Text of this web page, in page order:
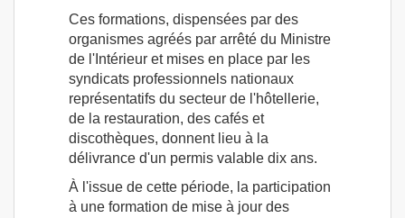
Ces formations, dispensées par des
organismes agréés par arrêté du Ministre
de l'Intérieur et mises en place par les
syndicats professionnels nationaux
représentatifs du secteur de l'hôtellerie,
de la restauration, des cafés et
discothèques, donnent lieu à la
délivrance d'un permis valable dix ans.
À l'issue de cette période, la participation
à une formation de mise à jour des